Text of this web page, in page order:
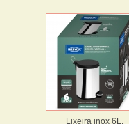
Lixeira inox 6L.